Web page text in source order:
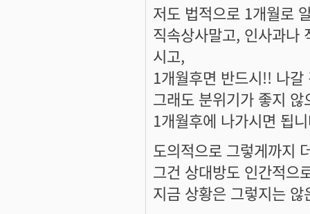
저도 법적으로 1개월로
직속상사말고, 인사과나
시고,
1개월후면 반드시!! 나
그래도 분위기가 좋지
1개월후에 나가시면 됩
도의적으로 그렇게까지
그건 상대방도 인간적으
지금 상황은 그렇지는 않